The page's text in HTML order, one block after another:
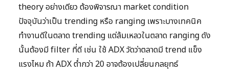
theory อย่างเดียว ต้องพิจารณา market condition
ปัจจุบันว่าเป็น trending หรือ ranging เพราะบางเทคนิค
ทำงานดีในตลาด trending แต่ล้มเหลวในตลาด ranging ดัง
นั้นต้องมี filter ที่ดี เช่น ใช้ ADX วัดว่าตลาดมี trend แข็ง
แรงไหม ถ้า ADX ต่ำกว่า 20 อาจต้องเปลี่ยนกลยุทธ์